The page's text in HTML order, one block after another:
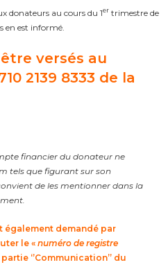
donateurs au cours du 1er trimestre de
en est informé.
versés au
2139 8333 de la
financier du donateur ne
tels que figurant sur son
de les mentionner dans la
également demandé par
le «numéro de registre
‘’Communication’’ du